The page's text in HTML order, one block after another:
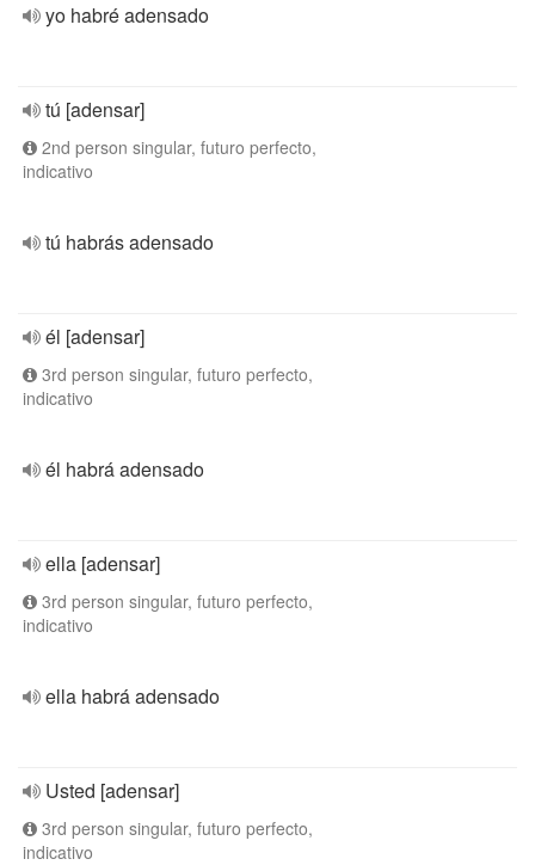
yo habré adensado
tú [adensar]
2nd person singular, futuro perfecto,
indicativo
tú habrás adensado
él [adensar]
3rd person singular, futuro perfecto,
indicativo
él habrá adensado
ella [adensar]
3rd person singular, futuro perfecto,
indicativo
ella habrá adensado
Usted [adensar]
3rd person singular, futuro perfecto,
indicativo